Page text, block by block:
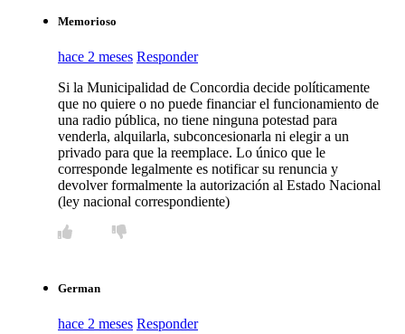
Memorioso
hace 2 meses Responder
Si la Municipalidad de Concordia decide políticamente
que no quiere o no puede financiar el funcionamiento de
una radio pública, no tiene ninguna potestad para
venderla, alquilarla, subconcesionarla ni elegir a un
privado para que la reemplace. Lo único que le
corresponde legalmente es notificar su renuncia y
devolver formalmente la autorización al Estado Nacional
(ley nacional correspondiente)
German
hace 2 meses Responder